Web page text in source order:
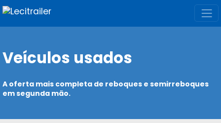
Veículos usados
A oferta mais completa de reboques e semirreboques
em segunda mão.